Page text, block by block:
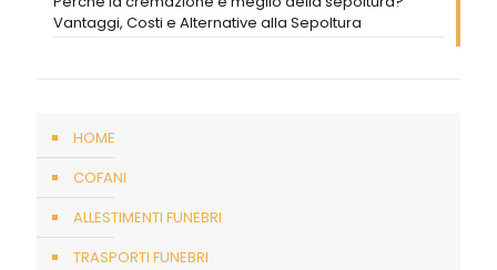
Vantaggi, Costi e Alternative alla Sepoltura
HOME
COFANI
ALLESTIMENTI FUNEBRI
TRASPORTI FUNEBRI